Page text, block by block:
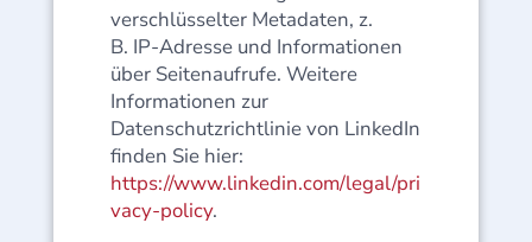
verschlüsselter Metadaten, z.
B. IP-Adresse und Informationen
über Seitenaufrufe. Weitere
Informationen zur
Datenschutzrichtlinie von LinkedIn
finden Sie hier:
https://www.linkedin.com/legal/pri
vacy-policy.